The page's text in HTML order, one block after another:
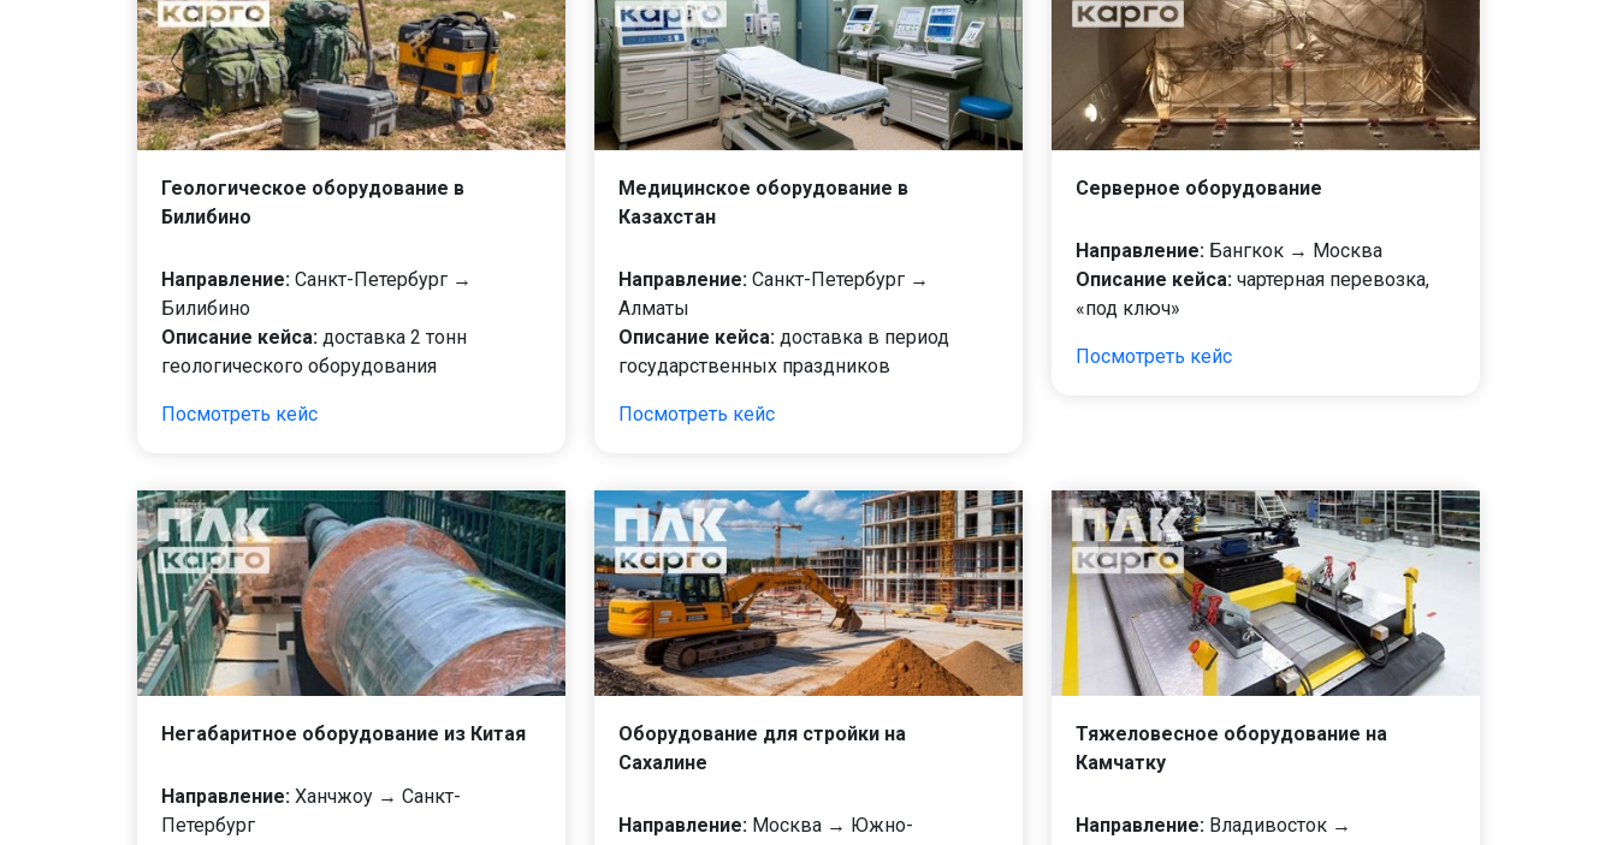
Геологическое оборудование в
Билибино
Направление: Санкт-Петербург →
Билибино
Описание кейса: доставка 2 тонн
геологического оборудования
Посмотреть кейс
Медицинское оборудование в
Казахстан
Направление: Санкт-Петербург →
Алматы
Описание кейса: доставка в период
государственных праздников
Посмотреть кейс
Серверное оборудование
Направление: Бангкок → Москва
Описание кейса: чартерная перевозка,
«под ключ»
Посмотреть кейс
Негабаритное оборудование из Китая
Направление: Ханчжоу → Санкт-
Петербург
Оборудование для стройки на
Сахалине
Направление: Москва → Южно-
Тяжеловесное оборудование на
Камчатку
Направление: Владивосток →